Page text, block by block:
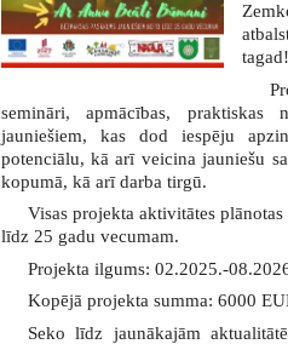
semināri, apmācības, praktiskas
jauniešiem, kas dod iespēju
potenciālu, kā arī veicina jauniešu
kopumā, kā arī darba tirgū.
Visas projekta aktivitātes
līdz 25 gadu vecumam.
Projekta ilgums: 02.2025.-
Kopējā projekta summa: 6000
Seko līdz jaunākajām